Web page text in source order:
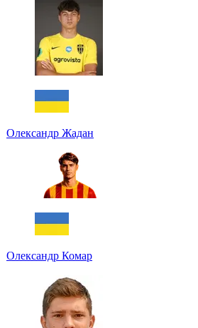
Олександр Жадан
Олександр Комар